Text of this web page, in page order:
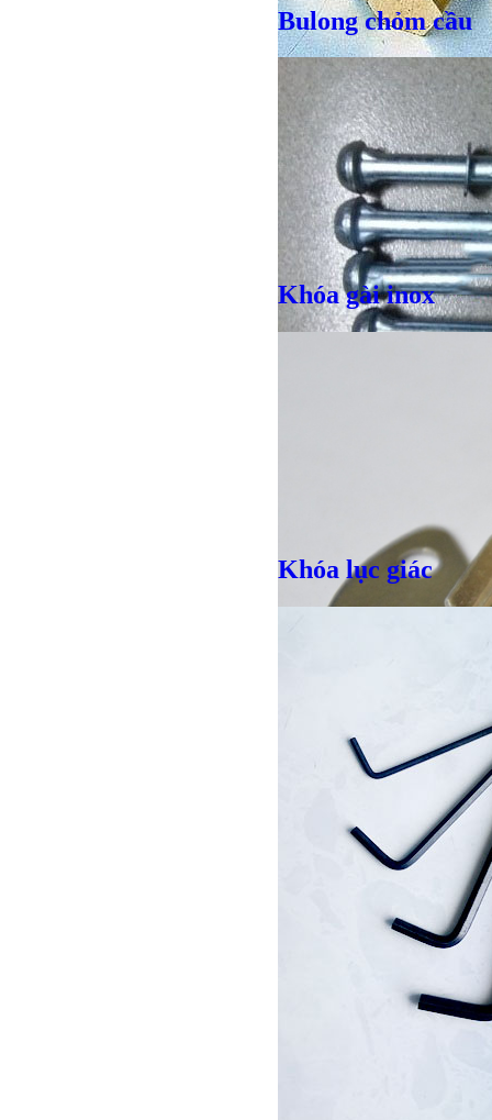
Giá bán VND
Giá bán VND
Bulong chỏm cầu
Khóa gài inox
Khóa lục giác